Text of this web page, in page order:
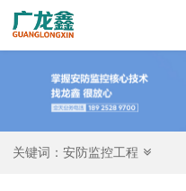
关键词： 安防监控工程